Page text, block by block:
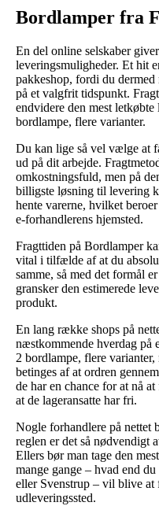
Bordlamper fra
En del online selskaber
leveringsmuligheder. Et hit
pakkeshop, fordi du
på et valgfrit tidspunkt.
endvidere den mest
bordlampe, flere varianter.
Du kan lige så vel vælge at
ud på dit arbejde.
omkostningsfuld, men på
billigste løsning til levering
hente varerne, hvilket
e-forhandlerens hjemsted.
Fragttiden på Bordlamper
vital i tilfælde af at du
samme, så med det formål
gransker den estimerede
produkt.
En lang række shops på
næstkommende hverdag på
2 bordlampe, flere
betinges af at ordren
de har en chance for at nå
at de lageransatte har fri.
Nogle forhandlere på nettet
reglen er det så nødvendigt
Ellers bør man tage den
mange gange – hvad end
eller Svenstrup – vil blive at
udleveringssted.